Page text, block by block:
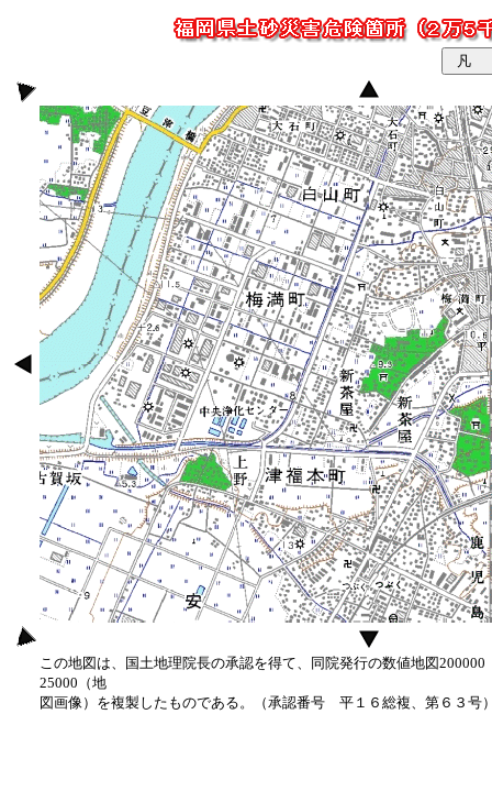
この地図は、国土地理院長の承認を得て、同院発行の数値地図
25000（地
図画像）を複製したものである。（承認番号 平１６総複、第６３号